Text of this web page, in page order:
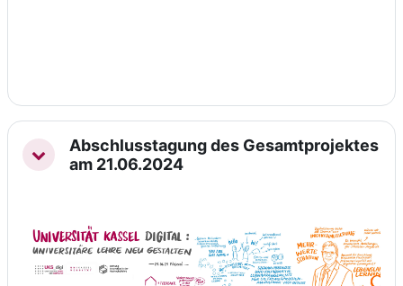
Einklappen
Abschlusstagung des Gesamtprojektes
am 21.06.2024